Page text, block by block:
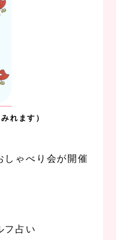
れます）
しゃべり会が開催
フ占い